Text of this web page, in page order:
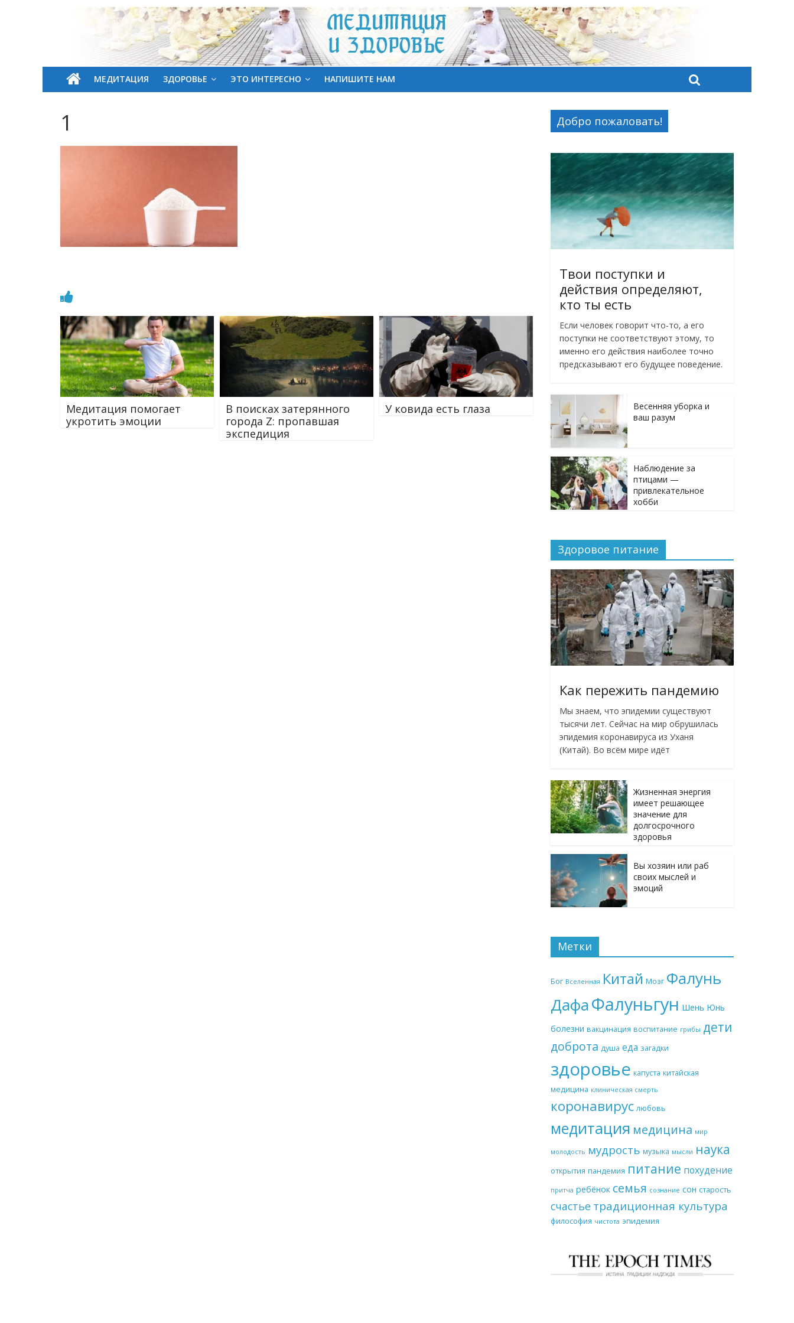
МЕДИТАЦИЯ ЗДОРОВЬЕ ЭТО ИНТЕРЕСНО НАПИШИТЕ НАМ
1
Медитация помогает
укротить эмоции
В поисках затерянного
города Z: пропавшая
экспедиция
У ковида есть глаза
Добро пожаловать!
Твои поступки и
действия определяют,
кто ты есть
Если человек говорит что-то, а его
поступки не соответствуют этому, то
именно его действия наиболее точно
предсказывают его будущее поведение.
Весенняя уборка и
ваш разум
Наблюдение за
птицами —
привлекательное
хобби
Здоровое питание
Как пережить пандемию
Мы знаем, что эпидемии существуют
тысячи лет. Сейчас на мир обрушилась
эпидемия коронавируса из Уханя
(Китай). Во всём мире идёт
Жизненная энергия
имеет решающее
значение для
долгосрочного
здоровья
Вы хозяин или раб
своих мыслей и
эмоций
Метки
Бог Вселенная Китай Мозг Фалунь
ДафаФалуньгун Шень Юнь
болезни вакцинация воспитание грибы дети
доброта душа еда загадки
здоровье капуста китайская
медицина клиническая смерть
коронавирус любовь
медитация медицина мир
молодость мудрость музыка мысли наука
открытия пандемия питание похудение
притча ребёнок семья сознание сон старость
счастье традиционная культура
философия чистота эпидемия